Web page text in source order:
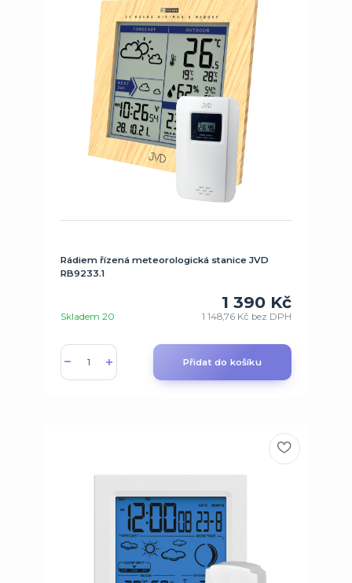
Rádiem řízená meteorologická stanice JVD
RB9233.1
1 390 Kč
1 148,76 Kč bez DPH
Skladem 20
Přidat do košíku